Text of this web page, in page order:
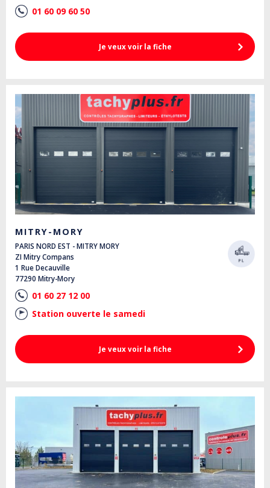
01 60 09 60 50
Je veux voir la fiche
MITRY-MORY
PARIS NORD EST - MITRY MORY
ZI Mitry Compans
1 Rue Decauville
77290 Mitry-Mory
01 60 27 12 00
Station ouverte le samedi
Je veux voir la fiche